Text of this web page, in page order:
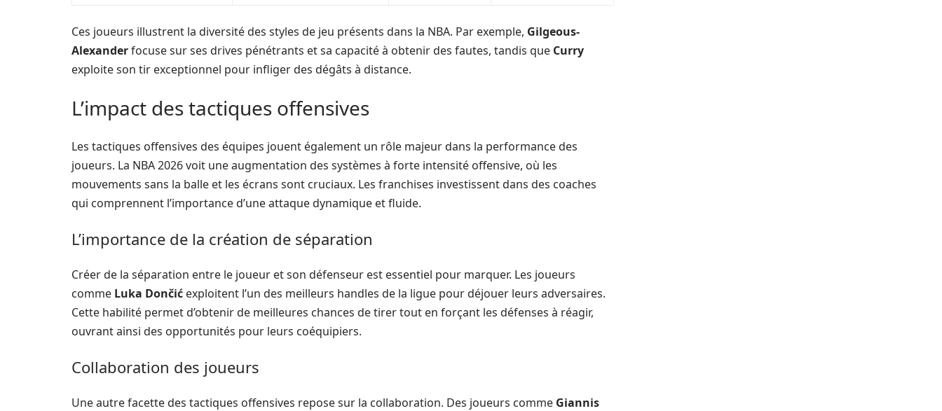
Ces joueurs illustrent la diversité des styles de jeu présents dans la NBA. Par exemple, Gilgeous-
Alexanderfocuse sur ses drives pénétrants et sa capacité à obtenir des fautes, tandis que Curry
exploite son tir exceptionnel pour infliger des dégâts à distance.
L’impact des tactiques offensives
Les tactiques offensives des équipes jouent également un rôle majeur dans la performance des
joueurs. La NBA 2026 voit une augmentation des systèmes à forte intensité offensive, où les
mouvements sans la balle et les écrans sont cruciaux. Les franchises investissent dans des coaches
qui comprennent l’importance d’une attaque dynamique et fluide.
L’importance de la création de séparation
Créer de la séparation entre le joueur et son défenseur est essentiel pour marquer. Les joueurs
comme Luka Dončić exploitent l’un des meilleurs handles de la ligue pour déjouer leurs adversaires.
Cette habilité permet d’obtenir de meilleures chances de tirer tout en forçant les défenses à réagir,
ouvrant ainsi des opportunités pour leurs coéquipiers.
Collaboration des joueurs
Une autre facette des tactiques offensives repose sur la collaboration. Des joueurs comme Giannis